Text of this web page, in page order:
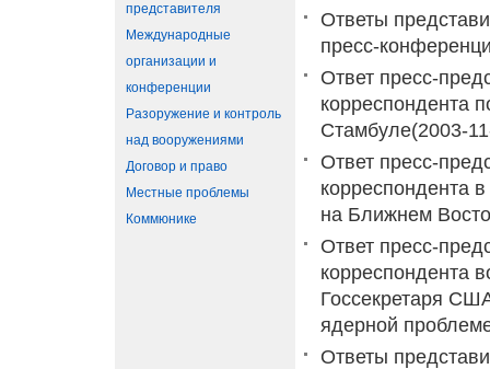
представителя
Международные
организации и
конференции
Разоружение и контроль
над вооружениями
Договор и право
Местные проблемы
Коммюнике
Ответы
пресс-
Ответ пресс-
корреспондента
Стамбуле(2003-
Ответ пресс-
корреспондента
на Ближнем
Ответ пресс-
корреспондента
Госсекретаря
ядерной
Ответы